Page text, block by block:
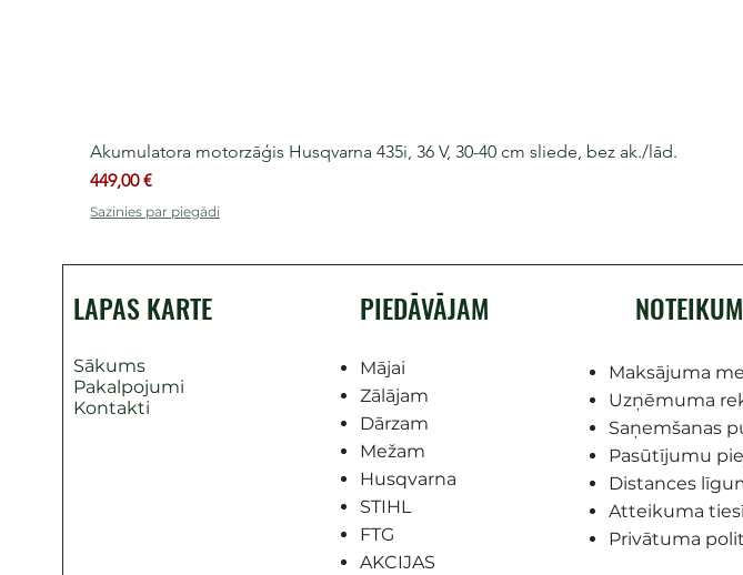
Akumulatora motorzāģis Husqvarna 435i, 36 V, 30-40 cm sliede, bez ak./lād.
Cena
449,00 €
Sazinies par piegādi
LAPAS KARTE
Sākums
Pakalpojumi
Kontakti
PIEDĀVĀJAM
Mājai
Zālājam
Dārzam
Mežam
Husqvarna
STIHL
FTG
AKCIJAS
Maksājuma
Uzņēmuma
Saņemšanas
Pasūtījumu
Distances
Atteikuma
Privātuma